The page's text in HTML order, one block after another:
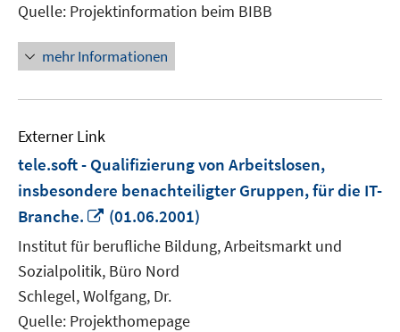
Quelle: Projektinformation beim BIBB
mehr Informationen
Externer Link
tele.soft - Qualifizierung von Arbeitslosen,
insbesondere benachteiligter Gruppen, für die IT-
Branche.
In
neuem
Fenster
öffnen
(01.06.2001)
Institut für berufliche Bildung, Arbeitsmarkt und
Sozialpolitik, Büro Nord
Schlegel, Wolfgang, Dr.
Quelle: Projekthomepage